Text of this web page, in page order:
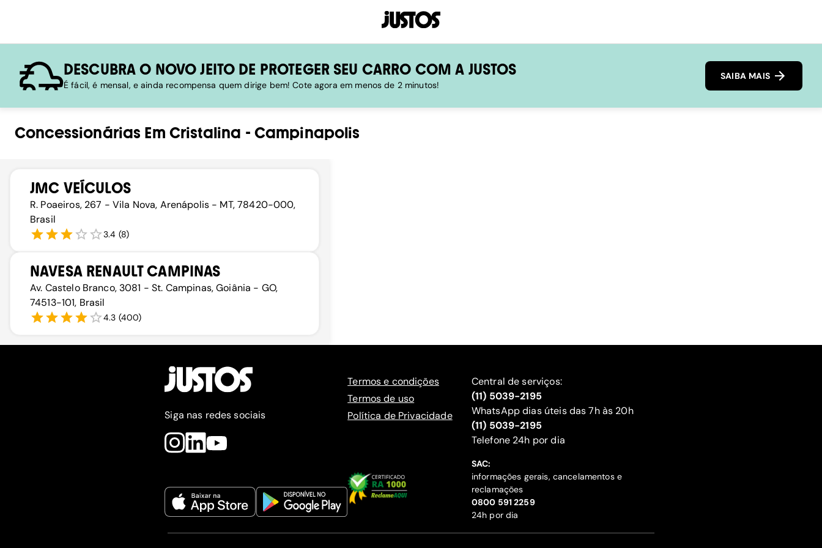
DESCUBRA O NOVO JEITO DE PROTEGER SEU CARRO COM A JUSTOS
É fácil, é mensal, e ainda recompensa quem dirige bem! Cote agora em menos de 2 minutos!
SAIBA MAIS
Concessionárias Em Cristalina - Campinapolis
JMC VEÍCULOS
R. Poaeiros, 267 - Vila Nova, Arenápolis - MT, 78420-000,
Brasil
3.4 (8)
NAVESA RENAULT CAMPINAS
Av. Castelo Branco, 3081 - St. Campinas, Goiânia - GO,
74513-101, Brasil
4.3 (400)
Siga nas redes sociais
Termos e condições
Termos de uso
Política de Privacidade
Central de serviços:
(11) 5039-2195
WhatsApp dias úteis das 7h às 20h
(11) 5039-2195
‍Telefone 24h por dia
SAC:
informações gerais, cancelamentos e
reclamações
‍0800 591 2259
24h por dia